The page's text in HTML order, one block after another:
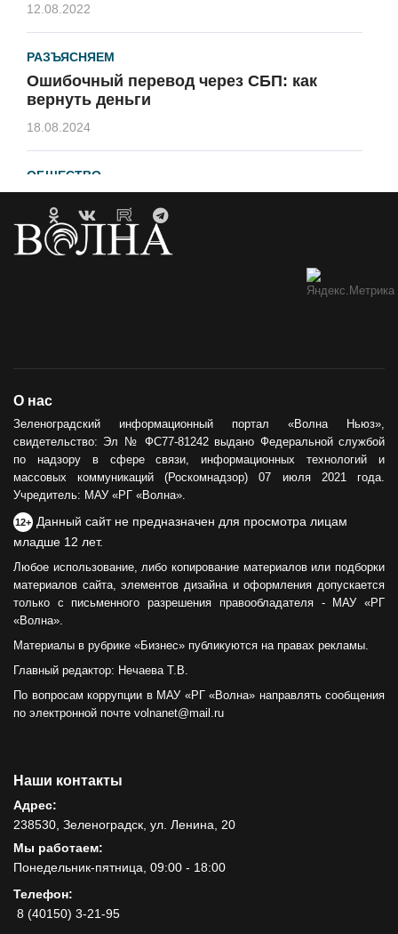
12.08.2022
РАЗЪЯСНЯЕМ
Ошибочный перевод через СБП: как
вернуть деньги
18.08.2024
ОБЩЕСТВО
21.04.2023
Сила тыла
30.05.2024
О нас
Зеленоградский информационный портал «Волна Ньюз»,
свидетельство: Эл № ФС77-81242 выдано Федеральной службой
по надзору в сфере связи, информационных технологий и
массовых коммуникаций (Роскомнадзор) 07 июля 2021 года.
Учредитель: МАУ «РГ «Волна».
12+ Данный сайт не предназначен для просмотра лицам
младше 12 лет.
Любое использование, либо копирование материалов или подборки
материалов сайта, элементов дизайна и оформления допускается
только с письменного разрешения правообладателя - МАУ «РГ
«Волна».
Материалы в рубрике «Бизнес» публикуются на правах рекламы.
Главный редактор: Нечаева Т.В.
По вопросам коррупции в МАУ «РГ «Волна» направлять сообщения
по электронной почте volnanet@mail.ru
Наши контакты
Адрес:
238530, Зеленоградск, ул. Ленина, 20
Мы работаем:
Понедельник-пятница, 09:00 - 18:00
Телефон:
8 (40150) 3-21-95